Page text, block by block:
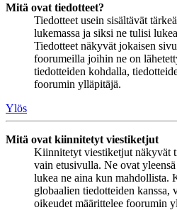
Mitä ovat tiedotteet?
Tiedotteet usein sisältävät
lukemassa ja siksi ne tulisi
Tiedotteet näkyvät jokaisen
foorumeilla joihin ne on
tiedotteiden kohdalla,
foorumin ylläpitäjä.
Ylös
Mitä ovat kiinnitetyt viestiketjut
Kiinnitetyt viestiketjut näkyvät
vain etusivulla. Ne ovat
lukea ne aina kun mahdollista.
globaalien tiedotteiden
oikeudet määrittelee foorumin